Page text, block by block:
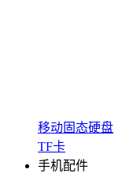
移动固态硬盘
TF卡
手机配件